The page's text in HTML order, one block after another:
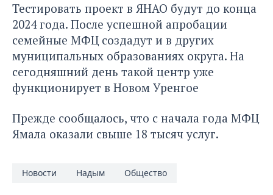
Тестировать проект в ЯНАО будут до конца
2024 года. После успешной апробации
семейные МФЦ создадут и в других
муниципальных образованиях округа. На
сегодняшний день такой центр уже
функционирует в Новом Уренгое
Прежде сообщалось, что с начала года МФЦ
Ямала оказали свыше 18 тысяч услуг.
Новости Надым Общество